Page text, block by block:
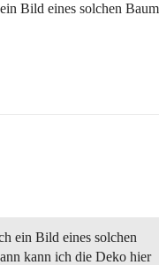
Bild eines solchen
ein Bild eines solchen
kann ich die Deko hier